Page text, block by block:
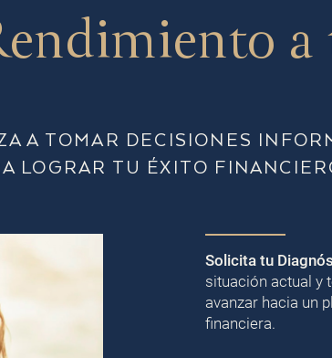
a
A TOMAR DECISIONES
LOGRAR TU ÉXITO
Solicita tu
situación actual y
avanzar hacia un
financiera.